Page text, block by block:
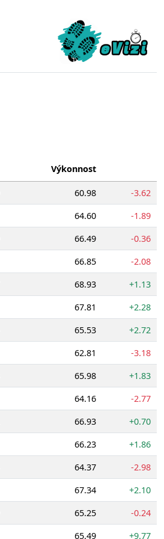
Výkonnost
60.98
-3.62
64.60
-1.89
66.49
-0.36
66.85
-2.08
68.93
+1.13
67.81
+2.28
65.53
+2.72
62.81
-3.18
65.98
+1.83
64.16
-2.77
66.93
+0.70
66.23
+1.86
64.37
-2.98
67.34
+2.10
65.25
-0.24
65.49 +9.77